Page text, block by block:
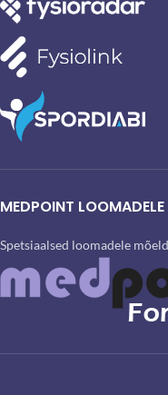
MEDPOINT LOOMADELE
Spetsiaalsed loomadele